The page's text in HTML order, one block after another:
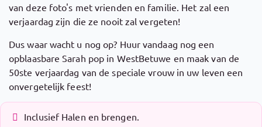
van deze foto's met vrienden en familie. Het zal een
verjaardag zijn die ze nooit zal vergeten!
Dus waar wacht u nog op? Huur vandaag nog een
opblaasbare Sarah pop in WestBetuwe en maak van de
50ste verjaardag van de speciale vrouw in uw leven een
onvergetelijk feest!
Inclusief Halen en brengen.